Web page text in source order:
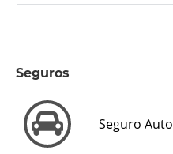
Seguros
Seguro